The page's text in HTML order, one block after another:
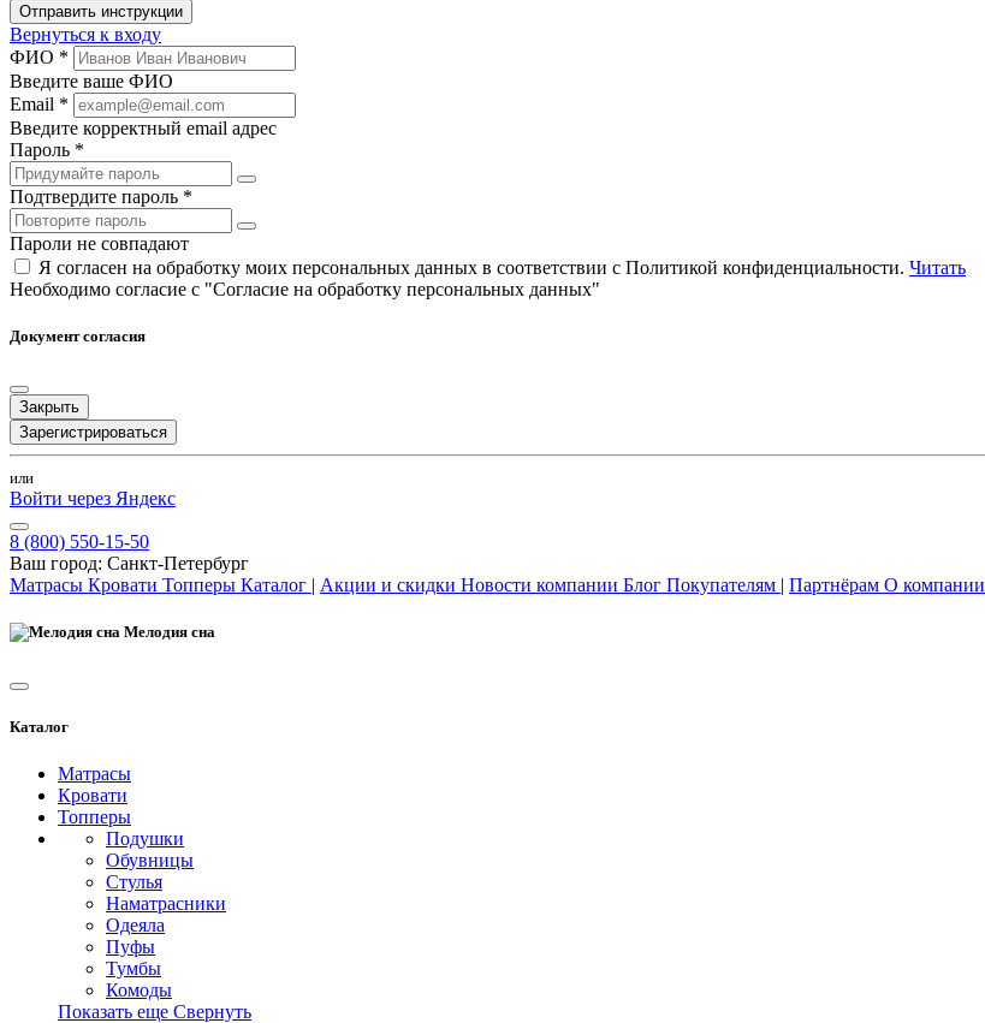
Отправить инструкции
Вернуться к входу
ФИО *
Введите ваше ФИО
Email *
Введите корректный email адрес
Пароль *
Подтвердите пароль *
Пароли не совпадают
Я согласен на обработку моих персональных данных в соответствии с Политикой конфиденциальности. Читать
Необходимо согласие с "Согласие на обработку персональных данных"
Документ согласия
Закрыть
Зарегистрироваться
или
Войти через Яндекс
8 (800) 550-15-50
Ваш город: Санкт-Петербург
Матрасы Кровати Топперы Каталог | Акции и скидки Новости компании Блог Покупателям | Партнёрам О компании
Мелодия сна
Каталог
Матрасы
Кровати
Топперы
Подушки
Обувницы
Стулья
Наматрасники
Одеяла
Пуфы
Тумбы
Комоды
Показать еще Свернуть